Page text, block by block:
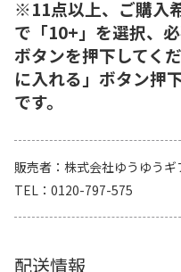
※11点以上、ご購入
で「10+」を選択、
ボタンを押下してく
に入れる」ボタン押
です。
販売者
株式会社ゆうゆうギ
TEL
0120-797-575
配送情報